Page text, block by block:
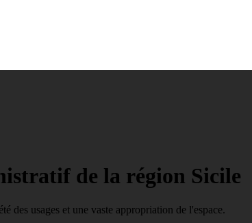
de la région Sicile
des usages et une vaste appropriation de l'espace.